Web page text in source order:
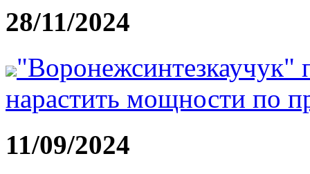
28/11/2024
"Воронежсинтезкаучук"
нарастить мощности по
11/09/2024